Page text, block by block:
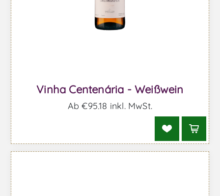
Vinha Centenária - Weißwein
Ab €95,18 inkl. MwSt.